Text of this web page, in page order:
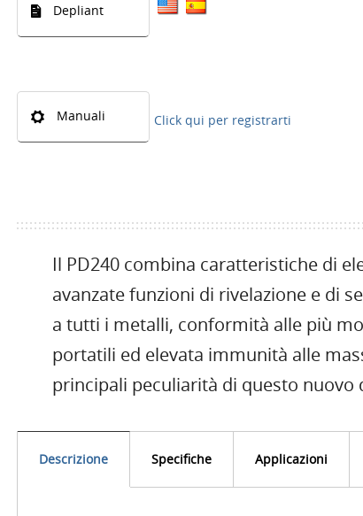
Depliant
Manuali Click qui per registrarti
Il PD240 combina caratteristiche di
avanzate funzioni di rivelazione e di
a tutti i metalli, conformità alle più
portatili ed elevata immunità alle
principali peculiarità di questo nuovo
Descrizione Specifiche Applicazioni